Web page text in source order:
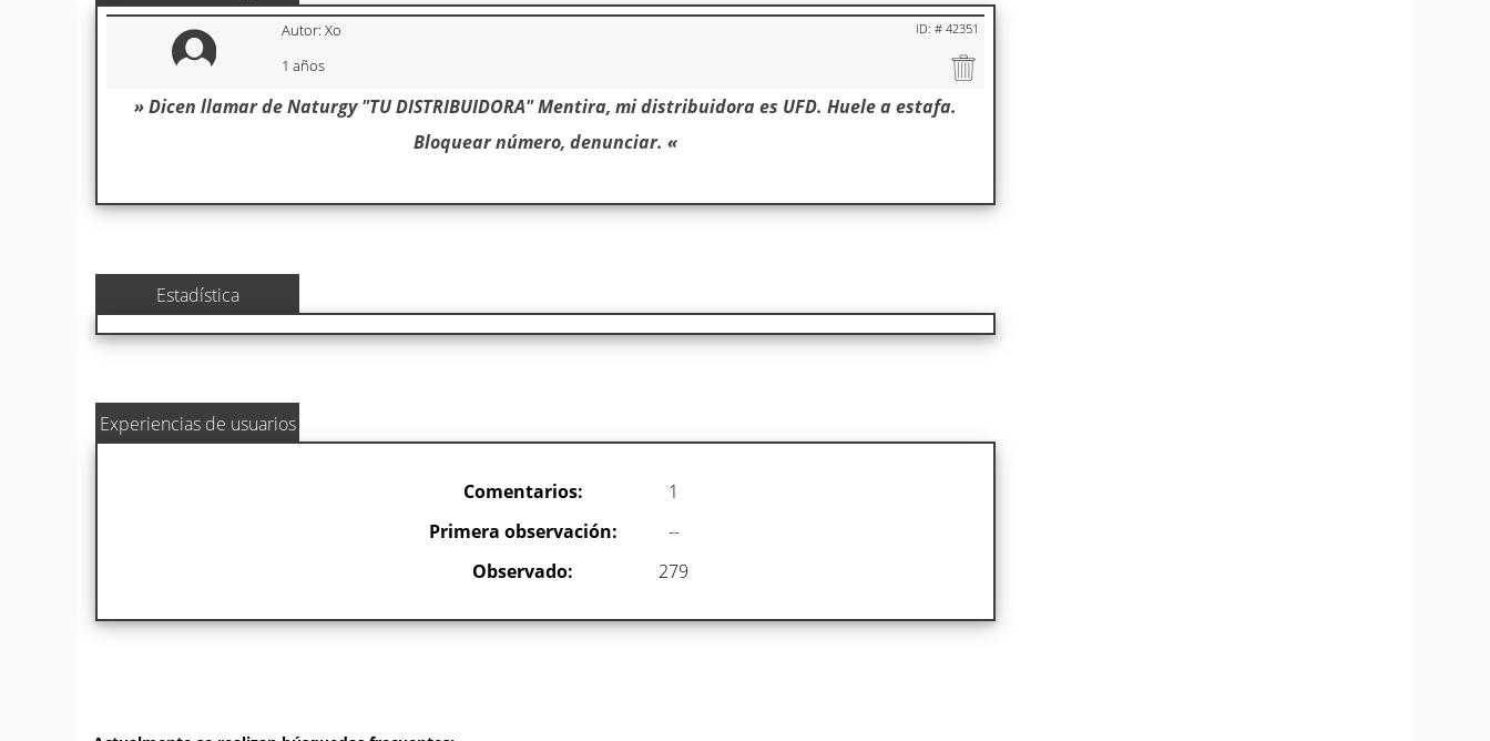
Autor: Xo
1 años
ID: # 42351
» Dicen llamar de Naturgy "TU DISTRIBUIDORA" Mentira, mi distribuidora es UFD. Huele a estafa.
Bloquear número, denunciar. «
Estadística
Experiencias de usuarios
Comentarios:
1
Primera observación:
--
Observado:
279